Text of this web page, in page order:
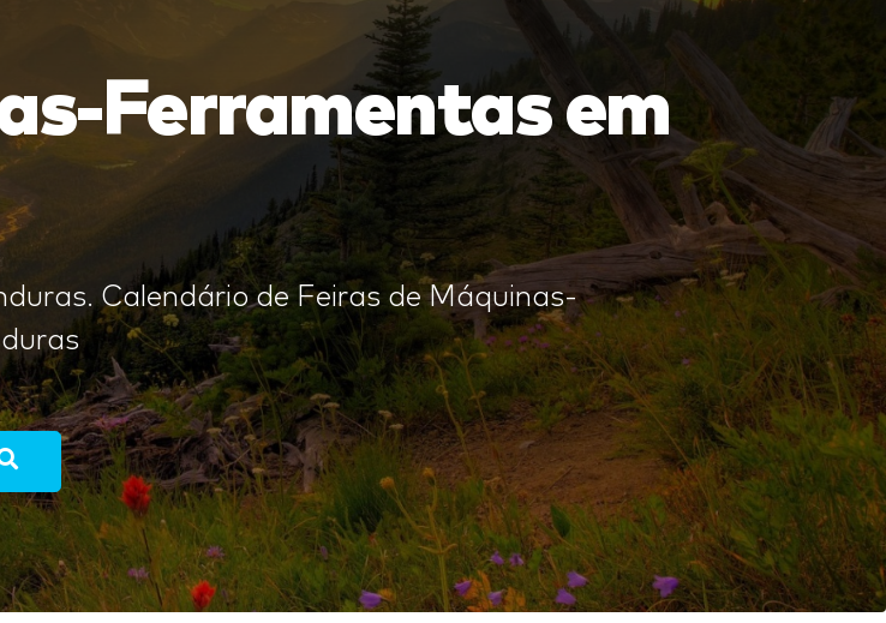
Ferramentas em
Calendário de Feiras de Máquinas-